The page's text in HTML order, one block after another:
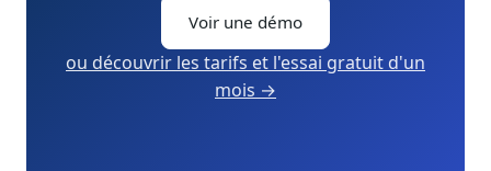
Voir une démo
ou découvrir les tarifs et l'essai gratuit d'un
mois →